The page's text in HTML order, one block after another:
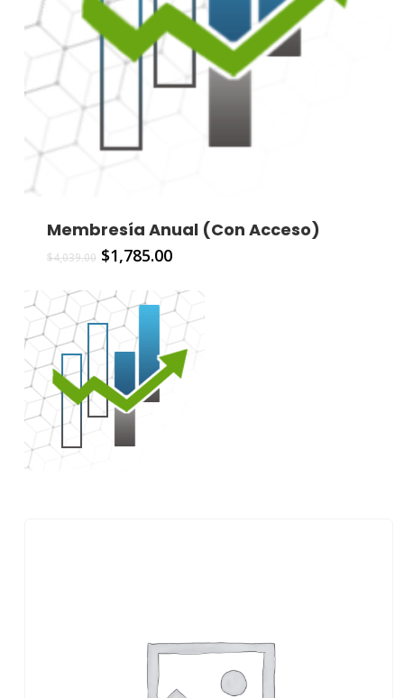
Membresía Anual (Con Acceso)
$4,039.00 $1,785.00